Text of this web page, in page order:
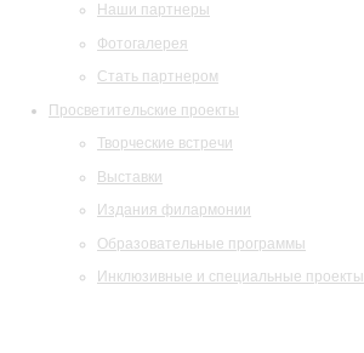
Наши партнеры
Фотогалерея
Стать партнером
Просветительские проекты
Творческие встречи
Выставки
Издания филармонии
Образовательные программы
Инклюзивные и специальные проекты